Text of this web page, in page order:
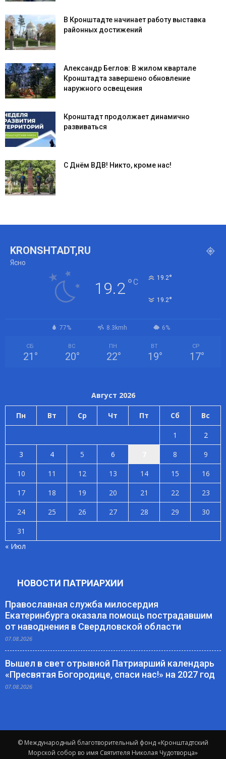
В Кронштадте начинает работу выставка
районных достижений
Александр Беглов: В жилом квартале
Кронштадта завершено обновление
наружного освещения
Кронштадт продолжает динамично
развиваться
С Днём ВДВ! Никто, кроме нас!
KRONSHTADT,RU
Ясно
19.2°C 19.2°
19.2°
77% 8.3kmh 6%
СБ
21 °
ВС
20°
ПН
22°
ВТ
19°
СР
17°
Август 2026
Пн Вт Ср Чт Пт Сб Вс
1
2
3
4 5 6 8
9
10
11 12 13 14 15
16
17
18 19 20 21 22
23
24
25 26 27 28 29
30
31
« Июл
НОВОСТИ ПАТРИАРХИИ
Православная служба милосердия
Екатеринбурга оказала помощь пострадавшим
от наводнения в Свердловской области
07.08.2026
Вышел в свет отрывной Патриарший календарь
«Пресвятая Богородице, спаси нас!» на 2027 год
07.08.2026
© Международный благотворительный фонд «Кронштадтский
Морской собор во имя Святителя Николая Чудотворца»